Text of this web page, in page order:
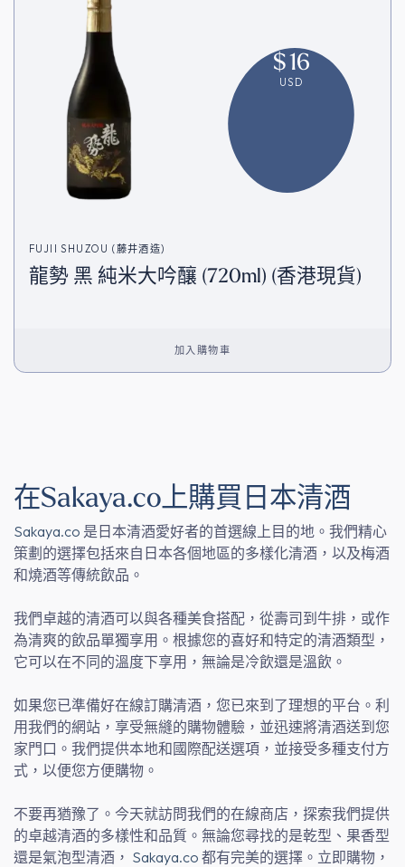
$16
USD
FUJII SHUZOU (藤井酒造)
龍勢 黑 純米大吟釀 (720ml) (香港現貨)
加入購物車
在Sakaya.co上購買日本清酒
Sakaya.co 是日本清酒愛好者的首選線上目的地。我們精心
策劃的選擇包括來自日本各個地區的多樣化清酒，以及梅酒
和燒酒等傳統飲品。
我們卓越的清酒可以與各種美食搭配，從壽司到牛排，或作
為清爽的飲品單獨享用。根據您的喜好和特定的清酒類型，
它可以在不同的溫度下享用，無論是冷飲還是溫飲。
如果您已準備好在線訂購清酒，您已來到了理想的平台。利
用我們的網站，享受無縫的購物體驗，並迅速將清酒送到您
家門口。我們提供本地和國際配送選項，並接受多種支付方
式，以便您方便購物。
不要再猶豫了。今天就訪問我們的在線商店，探索我們提供
的卓越清酒的多樣性和品質。無論您尋找的是乾型、果香型
還是氣泡型清酒， Sakaya.co 都有完美的選擇。立即購物，